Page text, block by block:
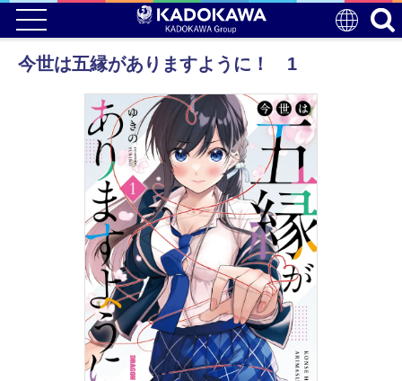
今世は五縁がありますように！ 1